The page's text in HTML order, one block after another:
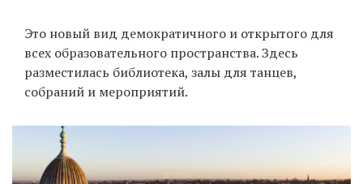
Это новый вид демократичного и открытого для
всех образовательного пространства. Здесь
разместилась библиотека, залы для танцев,
собраний и мероприятий.